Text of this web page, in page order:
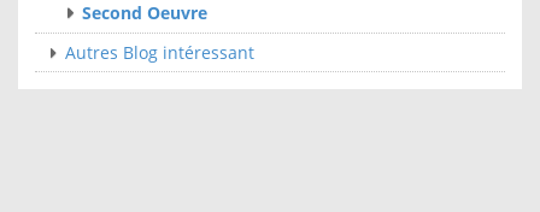
Second Oeuvre
Autres Blog intéressant